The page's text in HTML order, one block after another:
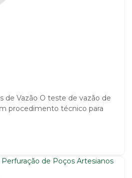
de Vazão O teste de vazão de
procedimento técnico para